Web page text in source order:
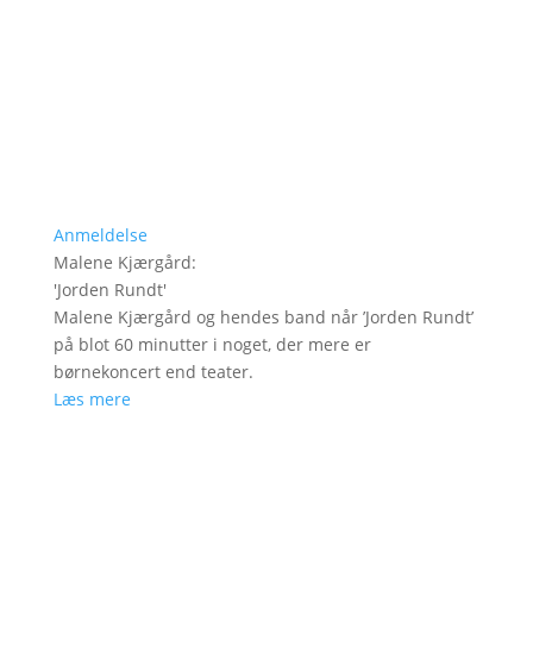
Anmeldelse
Malene Kjærgård:
'Jorden Rundt'
Malene Kjærgård og hendes band når ’Jorden Rundt’
på blot 60 minutter i noget, der mere er
børnekoncert end teater.
Læs mere